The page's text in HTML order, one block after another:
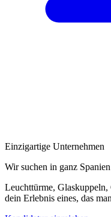
Einzigartige Unternehmen
Wir suchen in ganz
Leuchttürme,
dein Erlebnis eines, das